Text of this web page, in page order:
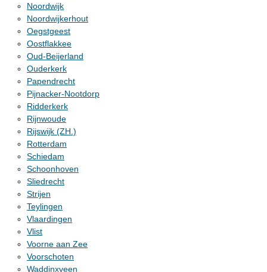
Noordwijk
Noordwijkerhout
Oegstgeest
Oostflakkee
Oud-Beijerland
Ouderkerk
Papendrecht
Pijnacker-Nootdorp
Ridderkerk
Rijnwoude
Rijswijk (ZH.)
Rotterdam
Schiedam
Schoonhoven
Sliedrecht
Strijen
Teylingen
Vlaardingen
Vlist
Voorne aan Zee
Voorschoten
Waddinxveen